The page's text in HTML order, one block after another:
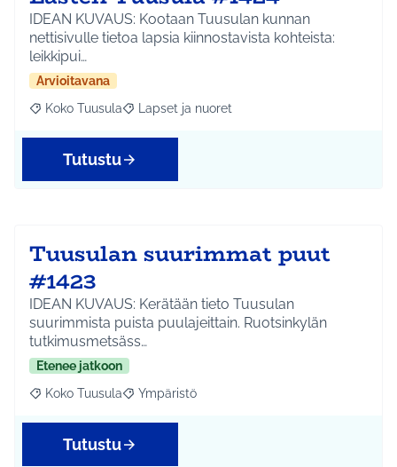
IDEAN KUVAUS: Kootaan Tuusulan kunnan
nettisivulle tietoa lapsia kiinnostavista kohteista:
leikkipui…
Arvioitavana
Rajaa tulokset aihepiirin mukaan: Koko Tuusula
Koko Tuusula Rajaa tulokset teeman mukaan: Lapset ja
Lapset ja nuoret
Tutustu
Tuusulan suurimmat puut
#1423
IDEAN KUVAUS: Kerätään tieto Tuusulan
suurimmista puista puulajeittain. Ruotsinkylän
tutkimusmetsäss…
Etenee jatkoon
Rajaa tulokset aihepiirin mukaan: Koko Tuusula
Koko Tuusula Rajaa tulokset teeman mukaan: Ympäristö
Ympäristö
Tutustu